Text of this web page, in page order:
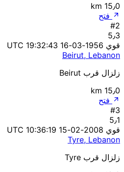
15٫0 km
فتح
#2
5٫3
قوي 1956-03-16 19:32:43 UTC
Beirut, Lebanon
زلزال قرب Beirut
15٫0 km
فتح
#3
5٫1
قوي 2008-02-15 10:36:19 UTC
Tyre, Lebanon
زلزال قرب Tyre